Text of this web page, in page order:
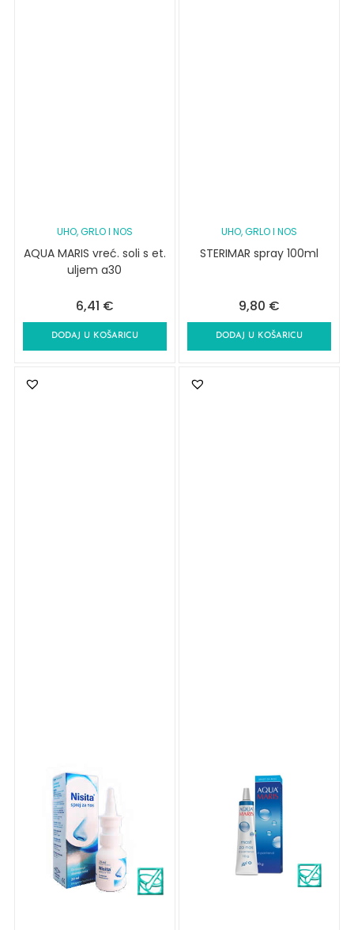
UHO, GRLO I NOS
AQUA MARIS vreć. soli s et.
uljem a30
6,41 €
DODAJ U KOŠARICU
UHO, GRLO I NOS
STERIMAR spray 100ml
9,80 €
DODAJ U KOŠARICU